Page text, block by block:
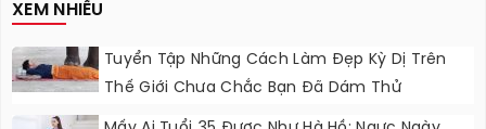
XEM NHIỀU
Tuyển Tập Những Cách Làm Đẹp Kỳ Dị Trên
Thế Giới Chưa Chắc Bạn Đã Dám Thử